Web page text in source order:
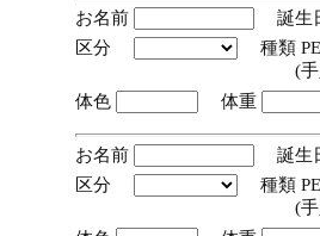
お名前 誕生
区分
種類
(手入
体色
体重
お名前 誕生
区分
種類
(手入